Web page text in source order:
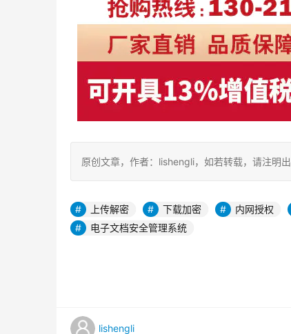
原创文章，作者：lishengli，如若转载，请注
上传解密 下载加密